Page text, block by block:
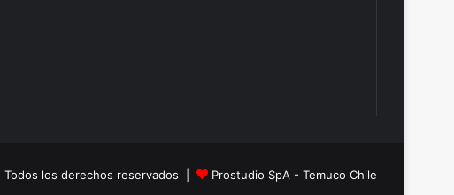
los derechos reservados | Prostudio SpA - Temuco Chile